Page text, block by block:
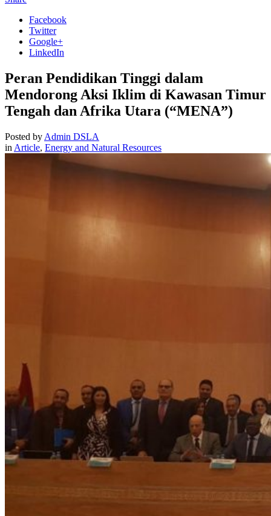
Facebook
Twitter
Google+
LinkedIn
Peran Pendidikan Tinggi dalam
Mendorong Aksi Iklim di Kawasan Timur
Tengah dan Afrika Utara (“MENA”)
Posted by Admin DSLA
in Article, Energy and Natural Resources